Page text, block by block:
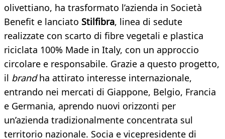
olivettiano, ha trasformato l’azienda in Società
Benefit e lanciato Stilfibra, linea di sedute
realizzate con scarto di fibre vegetali e plastica
riciclata 100% Made in Italy, con un approccio
circolare e responsabile. Grazie a questo progetto,
il brandha attirato interesse internazionale,
entrando nei mercati di Giappone, Belgio, Francia
e Germania, aprendo nuovi orizzonti per
un’azienda tradizionalmente concentrata sul
territorio nazionale. Socia e vicepresidente di